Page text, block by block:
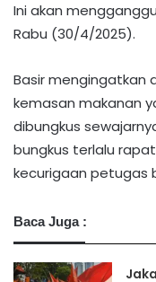
Ini akan
Rabu (30/4/2025).
Basir mengingatkan
kemasan makanan
dibungkus
bungkus terlalu
kecurigaan petugas
Baca Juga :